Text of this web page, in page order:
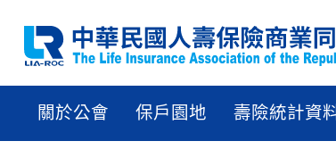
關於公會 保戶園地 壽險統計資